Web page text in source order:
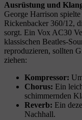
Ausrüstung und
George Harrison
Rickenbacker 360/12,
sorgt. Ein Vox AC30
klassischen Beatles-
reproduzieren, sollten
ziehen:
Kompressor:
Chorus: Ein
schimmernden
Reverb: Ein
Nachhall.